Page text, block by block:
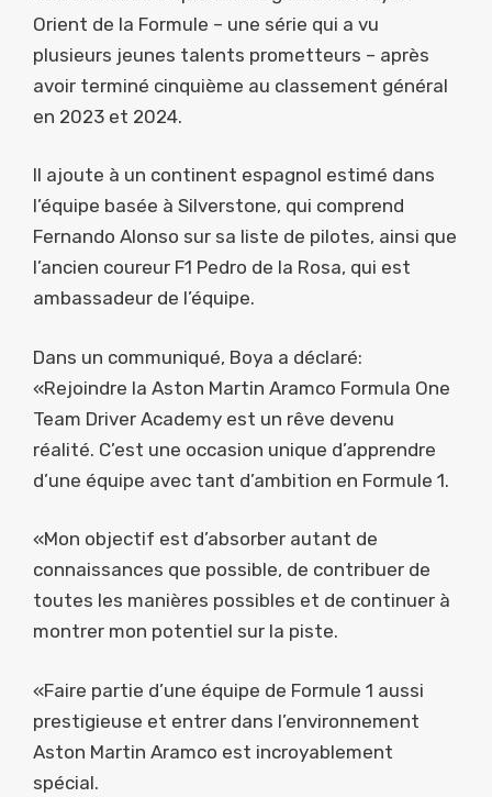
Orient de la Formule – une série qui a vu
plusieurs jeunes talents prometteurs – après
avoir terminé cinquième au classement général
en 2023 et 2024.
Il ajoute à un continent espagnol estimé dans
l’équipe basée à Silverstone, qui comprend
Fernando Alonso sur sa liste de pilotes, ainsi que
l’ancien coureur F1 Pedro de la Rosa, qui est
ambassadeur de l’équipe.
Dans un communiqué, Boya a déclaré:
«Rejoindre la Aston Martin Aramco Formula One
Team Driver Academy est un rêve devenu
réalité. C’est une occasion unique d’apprendre
d’une équipe avec tant d’ambition en Formule 1.
«Mon objectif est d’absorber autant de
connaissances que possible, de contribuer de
toutes les manières possibles et de continuer à
montrer mon potentiel sur la piste.
«Faire partie d’une équipe de Formule 1 aussi
prestigieuse et entrer dans l’environnement
Aston Martin Aramco est incroyablement
spécial.